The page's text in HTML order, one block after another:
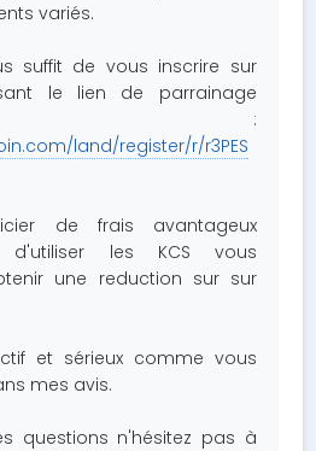
variés.
suffit de vous inscrire sur
le lien de parrainage
:
land/register/r/r3PES
de frais avantageux
d'utiliser les KCS vous
une reduction sur sur
et sérieux comme vous
mes avis.
questions n'hésitez pas à